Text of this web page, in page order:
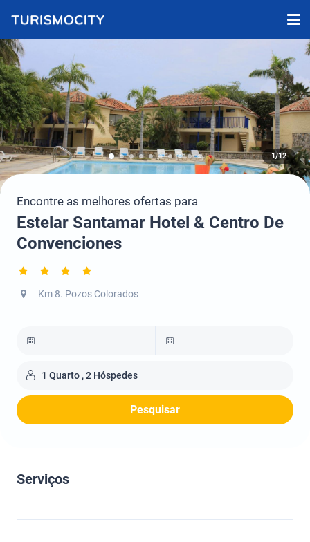
1/12
Encontre as melhores ofertas para
Estelar Santamar Hotel & Centro De
Convenciones
Km 8. Pozos Colorados
1 Quarto , 2 Hóspedes
Pesquisar
Serviços